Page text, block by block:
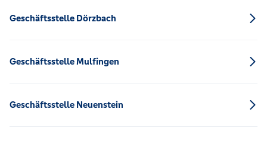
Geschäftsstelle Dörzbach
Geschäftsstelle Mulfingen
Geschäftsstelle Neuenstein